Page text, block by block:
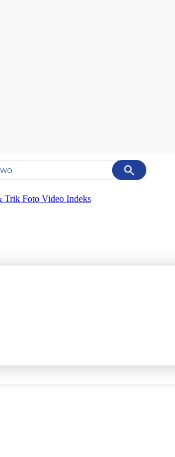
Cancel
dicari
Trik Foto Video Indeks